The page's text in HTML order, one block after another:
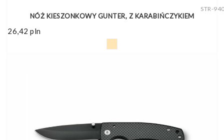
STR-
NÓŻ KIESZONKOWY GUNTER, Z KARABIŃCZYKIEM
26,42 pln